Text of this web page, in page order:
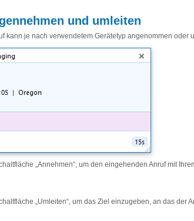
und umleiten
kann je nach verwendetem Gerätetyp angenommen oder
„Annehmen“, um den eingehenden Anruf mit
„Umleiten“, um das Ziel einzugeben, an das der